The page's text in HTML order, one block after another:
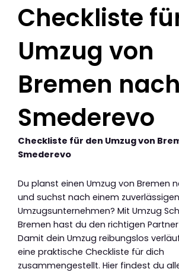
Checkliste
Umzug von
Bremen nach
Smederevo
Checkliste für den Umzug von
Smederevo
Du planst einen Umzug von Bremen
und suchst nach einem zuverlässigen
Umzugsunternehmen? Mit Umzug
Bremen hast du den richtigen
Damit dein Umzug reibungslos
eine praktische Checkliste für dich
zusammengestellt. Hier findest du